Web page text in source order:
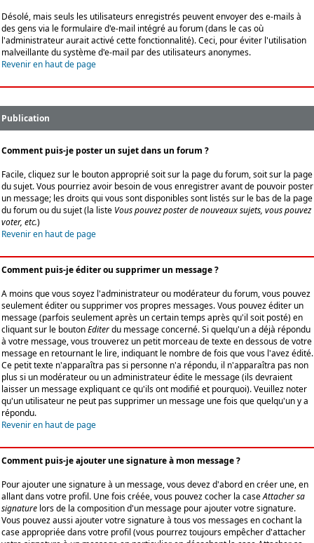
Désolé, mais seuls les utilisateurs enregistrés peuvent envoyer des e-mails à
des gens via le formulaire d'e-mail intégré au forum (dans le cas où
l'administrateur aurait activé cette fonctionnalité). Ceci, pour éviter l'utilisation
malveillante du système d'e-mail par des utilisateurs anonymes.
Revenir en haut de page
Publication
Comment puis-je poster un sujet dans un forum ?
Facile, cliquez sur le bouton approprié soit sur la page du forum, soit sur la page
du sujet. Vous pourriez avoir besoin de vous enregistrer avant de pouvoir poster
un message; les droits qui vous sont disponibles sont listés sur le bas de la page
du forum ou du sujet (la liste Vous pouvez poster de nouveaux sujets, vous pouvez
voter, etc.)
Revenir en haut de page
Comment puis-je éditer ou supprimer un message ?
A moins que vous soyez l'administrateur ou modérateur du forum, vous pouvez
seulement éditer ou supprimer vos propres messages. Vous pouvez éditer un
message (parfois seulement après un certain temps après qu'il soit posté) en
cliquant sur le boutonEditerdu message concerné. Si quelqu'un a déjà répondu
à votre message, vous trouverez un petit morceau de texte en dessous de votre
message en retournant le lire, indiquant le nombre de fois que vous l'avez édité.
Ce petit texte n'apparaîtra pas si personne n'a répondu, il n'apparaîtra pas non
plus si un modérateur ou un administrateur édite le message (ils devraient
laisser un message expliquant ce qu'ils ont modifié et pourquoi). Veuillez noter
qu'un utilisateur ne peut pas supprimer un message une fois que quelqu'un y a
répondu.
Revenir en haut de page
Comment puis-je ajouter une signature à mon message ?
Pour ajouter une signature à un message, vous devez d'abord en créer une, en
allant dans votre profil. Une fois créée, vous pouvez cocher la caseAttacher sa
signature lors de la composition d'un message pour ajouter votre signature.
Vous pouvez aussi ajouter votre signature à tous vos messages en cochant la
case appropriée dans votre profil (vous pourrez toujours empêcher d'attacher